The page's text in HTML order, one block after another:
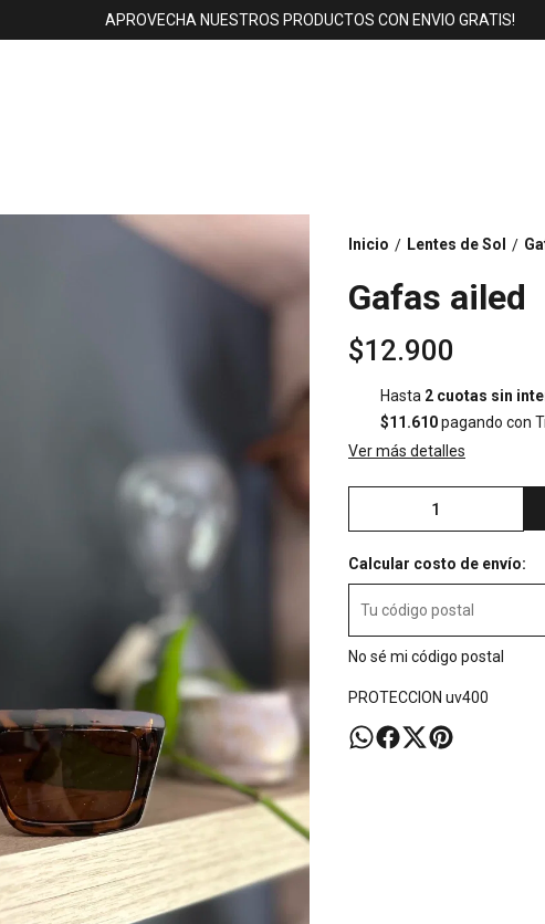
APROVECHA NUESTROS PRODUCTOS CON ENVIO GRATIS!
Inicio / Lentes de Sol /
Gafas ailed
$12.900
Hasta 2 cuotas sin
$11.610pagando con
Ver más detalles
Calcular costo de envío:
No sé mi código postal
PROTECCION uv400